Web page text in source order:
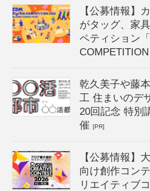
【公募情報】
がタッグ、家
ペティション
乾久美子や藤
工 住まいのデ
20回記念 特別
催[PR]
【公募情報】
向け創作コン
リエイティブ